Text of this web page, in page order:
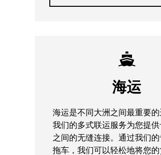
海运
海运是不同大洲之间最重要的
我们的多式联运服务为您提
之间的无缝连接。通过我们
拖车，我们可以轻松地将您